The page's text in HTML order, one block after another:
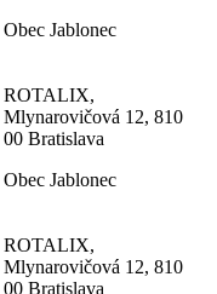
Obec Jablonec
ROTALIX,
Mlynarovičová 12, 810
00 Bratislava
Obec Jablonec
ROTALIX,
Mlynarovičová 12, 810
00 Bratislava